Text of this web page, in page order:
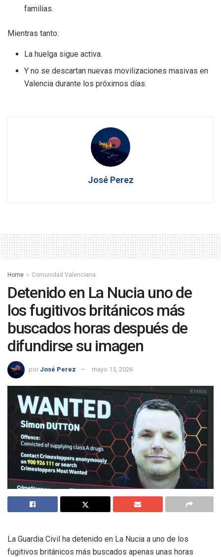
familias.
Mientras tanto:
La huelga sigue activa.
Y no se descartan nuevas movilizaciones masivas en
Valencia durante los próximos días.
José Perez
Home Comunidad Valenciana
Detenido en La Nucia uno de
los fugitivos británicos más
buscados horas después de
difundirse su imagen
por José Perez mayo 15, 2026
La Guardia Civil ha detenido en La Nucia a uno de los
fugitivos británicos más buscados apenas unas horas